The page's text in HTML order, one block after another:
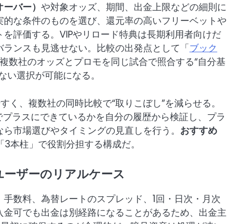
バー） や対象オッズ、期間、出金上限などの細則に
な条件のものを選び、還元率の高いフリーベットや
評価する。VIPやリロード特典は長期利用者向けだ
ンスも見逃せない。比較の出発点として「ブック
数社のオッズとプロモを同じ試合で照合する“自分基
選択が可能になる。
、複数社の同時比較で“取りこぼし”を減らせる。
ラスにできているかを自分の履歴から検証し、プラ
市場選びやタイミングの見直しを行う。 おすすめ
本柱」で役割分担する構成だ。
ーザーのリアルケース
数料、為替レートのスプレッド、1回・日次・月次
可でも出金は別経路になることがあるため、出金主